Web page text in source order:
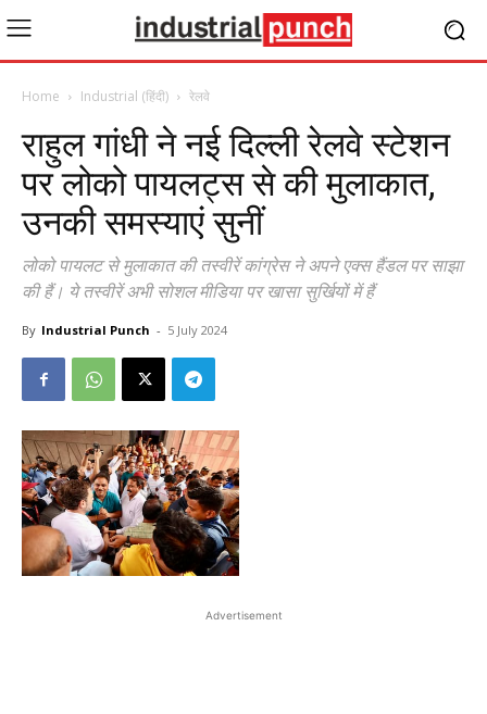
Home Industrial (हिंदी) रेलवे
राहुल गांधी ने नई दिल्ली रेलवे स्टेशन
पर लोको पायलट्स से की मुलाकात,
उनकी समस्याएं सुनीं
लोको पायलट से मुलाकात की तस्वीरें कांग्रेस ने अपने एक्स हैंडल पर साझा
की हैं। ये तस्वीरें अभी सोशल मीडिया पर खासा सुर्खियों में हैं
By Industrial Punch - 5 July 2024
Advertisement